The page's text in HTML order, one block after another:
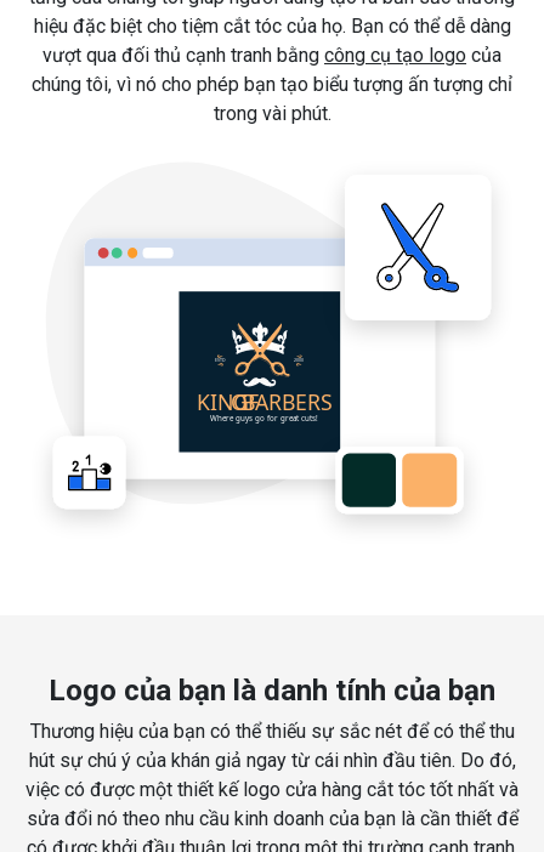
hiệu đặc biệt cho tiệm cắt tóc của họ. Bạn có thể dễ dàng
vượt qua đối thủ cạnh tranh bằng công cụ tạo logo của
chúng tôi, vì nó cho phép bạn tạo biểu tượng ấn tượng chỉ
trong vài phút.
Logo của bạn là danh tính của bạn
Thương hiệu của bạn có thể thiếu sự sắc nét để có thể thu
hút sự chú ý của khán giả ngay từ cái nhìn đầu tiên. Do đó,
việc có được một thiết kế logo cửa hàng cắt tóc tốt nhất và
sửa đổi nó theo nhu cầu kinh doanh của bạn là cần thiết để